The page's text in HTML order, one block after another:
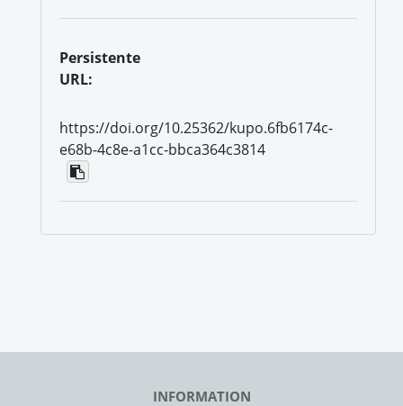
Persistente
URL:
https://doi.org/10.25362/kupo.6fb6174c-
e68b-4c8e-a1cc-bbca364c3814
INFORMATION